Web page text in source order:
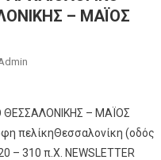
– ΜΑΪΟΣ
ΘΕΣΣΑΛΟΝΙΚΗΣ – ΜΑΪΟΣ
πελίκηΘεσσαλονίκη (οδός
– 310 π.Χ. NEWSLETTER